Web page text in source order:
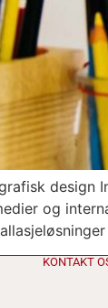
design
og
KONTAKT